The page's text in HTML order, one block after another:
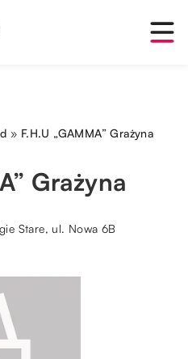
» F.H.U „GAMMA” Grażyna
Grażyna
Stare, ul. Nowa 6B